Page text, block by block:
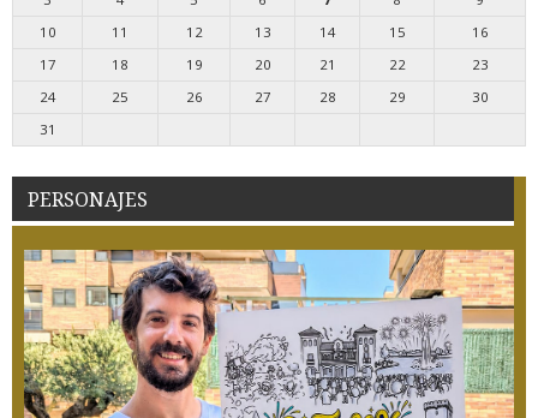
10
11 12 13 14 15
16
17
18 19 20 21 22
23
24
25 26 27 28 29
30
31
PERSONAJES